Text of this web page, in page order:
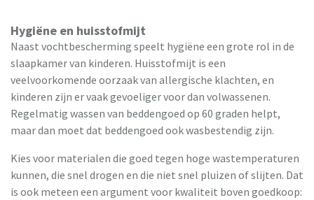
Hygiëne en huisstofmijt
Naast vochtbescherming speelt hygiëne een grote rol in de
slaapkamer van kinderen. Huisstofmijt is een
veelvoorkomende oorzaak van allergische klachten, en
kinderen zijn er vaak gevoeliger voor dan volwassenen.
Regelmatig wassen van beddengoed op 60 graden helpt,
maar dan moet dat beddengoed ook wasbestendig zijn.
Kies voor materialen die goed tegen hoge wastemperaturen
kunnen, die snel drogen en die niet snel pluizen of slijten. Dat
is ook meteen een argument voor kwaliteit boven goedkoop: